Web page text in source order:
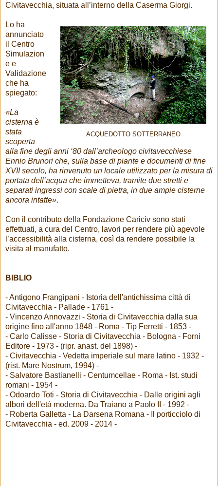
Civitavecchia, situata all’interno della Caserma Giorgi.
ACQUEDOTTO SOTTERRANEO
Lo ha
annunciato
il Centro
Simulazion
e e
Validazione
che ha
spiegato:
«La
cisterna è
stata
scoperta
alla fine degli anni ‘80 dall’archeologo civitavecchiese
Ennio Brunori che, sulla base di piante e documenti di fine
XVII secolo, ha rinvenuto un locale utilizzato per la misura di
portata dell’acqua che immetteva, tramite due stretti e
separati ingressi con scale di pietra, in due ampie cisterne
ancora intatte».
Con il contributo della Fondazione Cariciv sono stati
effettuati, a cura del Centro, lavori per rendere più agevole
l’accessibilità alla cisterna, così da rendere possibile la
visita al manufatto.
BIBLIO
- Antigono Frangipani - Istoria dell'antichissima città di
Civitavecchia - Pallade - 1761 -
- Vincenzo Annovazzi - Storia di Civitavecchia dalla sua
origine fino all'anno 1848 - Roma - Tip Ferretti - 1853 -
- Carlo Calisse - Storia di Civitavecchia - Bologna - Forni
Editore - 1973 - (ripr. anast. del 1898) -
- Civitavecchia - Vedetta imperiale sul mare latino - 1932 -
(rist. Mare Nostrum, 1994) -
- Salvatore Bastianelli - Centumcellae - Roma - Ist. studi
romani - 1954 -
- Odoardo Toti - Storia di Civitavecchia - Dalle origini agli
albori dell'età moderna. Da Traiano a Paolo II - 1992 -
- Roberta Galletta - La Darsena Romana - Il porticciolo di
Civitavecchia - ed. 2009 - 2014 -